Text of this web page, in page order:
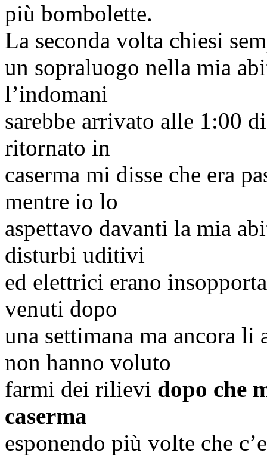
più bombolette.
La seconda volta chiesi
un sopraluogo nella mia
l’indomani
sarebbe arrivato alle 1:00
ritornato in
caserma mi disse che era
mentre io lo
aspettavo davanti la mia
disturbi uditivi
ed elettrici erano
venuti dopo
una settimana ma ancora li
non hanno voluto
farmi dei rilievi dopo che
caserma
esponendo più volte che